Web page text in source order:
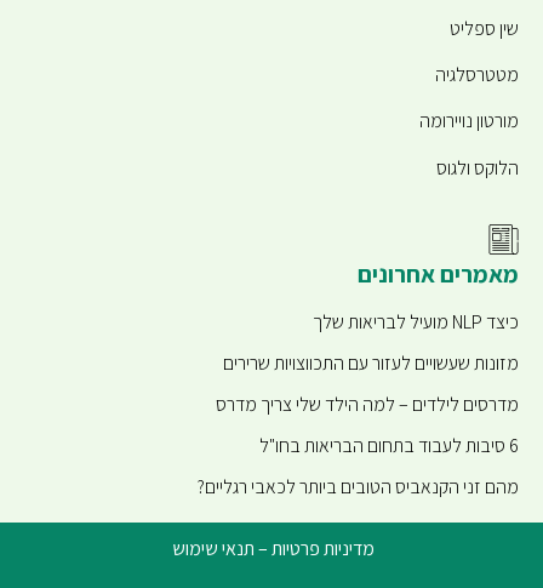
שין ספליט
מטטרסלגיה
מורטון נויירומה
הלוקס ולגוס
מאמרים אחרונים
כיצד NLP מועיל לבריאות שלך
מזונות שעשויים לעזור עם התכווצויות שרירים
מדרסים לילדים – למה הילד שלי צריך מדרס
6 סיבות לעבוד בתחום הבריאות בחו"ל
מהם זני הקנאביס הטובים ביותר לכאבי רגליים?
מדיניות פרטיות–תנאי שימוש